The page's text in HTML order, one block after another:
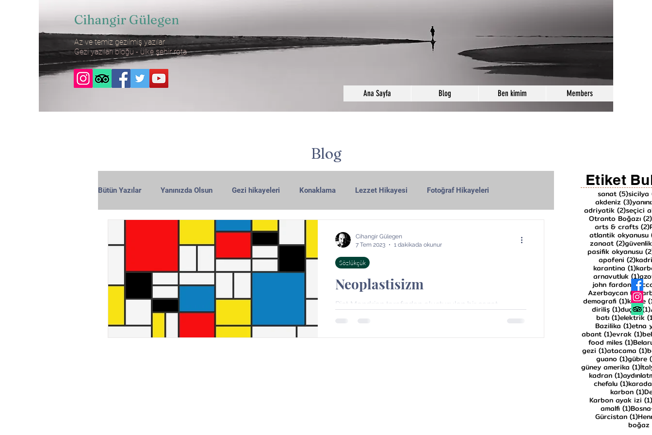
Cihangir Gülegen
Az ve temiz gezilmiş yazılar
Gezi yazıları bloğu - ülke şehir rota
Ana Sayfa Blog Ben kimim Members
Blog
Bütün Yazılar Yanınızda Olsun Gezi hikayeleri Konaklama Lezzet Hikayesi Fotoğraf Hikayeleri
Sanat Hikayeleri Bazı Şeyler
Neoplastisizm
Piet Mondrian tarafından oluşturulan bir sanat
Sözlükçük
Cihangir Gülegen
7 Tem 2023
1 dakikada okunur
Etiket
sanat (5)5 yazı
sicilya
akdeniz (3)3 yazı
adriyatik (2)2 yazı
seçici
Otranto Boğazı (2)
arts & crafts (2)
atlantik okyanusu
zanaat (2)2 yazı
güvenlik
pasifik okyanusu
apofeni (2)2
karantina (1)1
arnavutluk (1)1
john fardon (1)1
Azerbaycan (1)1
demografi (1)1 yazı
karne
diriliş (1)1 yazı
duçar (1)
batı (1)1 yazı
elektrik
Bazilika (1)1 yazı
etna
abant (1)1 yazı
evrak (1)1
food miles (1)1 yazı
gezi (1)1 yazı
atacama (1)1
guano (1)1 yazı
gübre
güney amerika (1)1
kadran (1)1 yazı
chefalu (1)1 yazı
karbon (1)1
Karbon ayak izi (1)
amalfi (1)1 yazı
Gürcistan (1)1
boğaz